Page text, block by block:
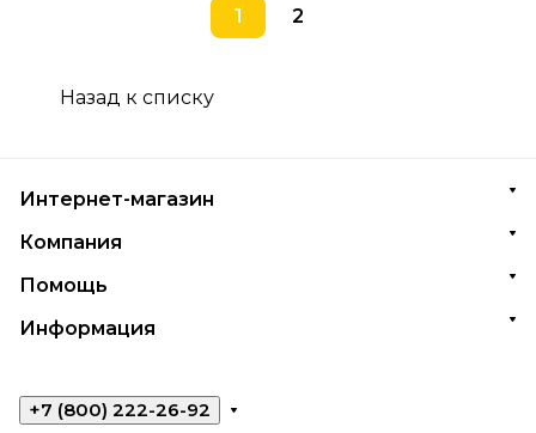
1 2
Назад к списку
Интернет-магазин
Компания
Помощь
Информация
+7 (800) 222-26-92